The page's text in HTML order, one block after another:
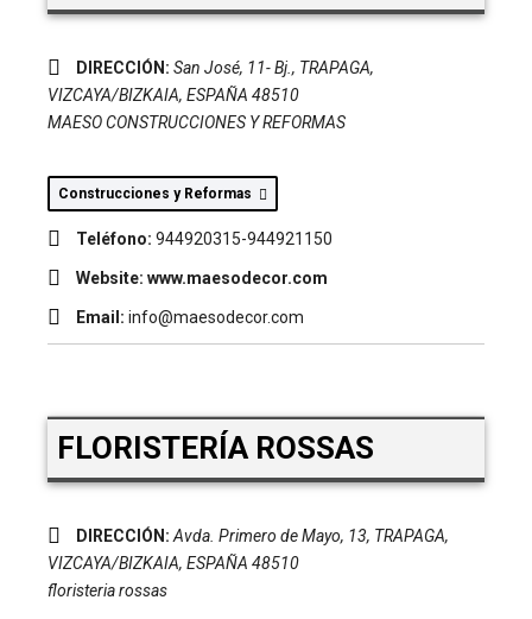
DIRECCIÓN: San José, 11- Bj. , TRAPAGA,
VIZCAYA/BIZKAIA, ESPAÑA 48510
MAESO CONSTRUCCIONES Y REFORMAS
Construcciones y Reformas
Teléfono: 944920315-944921150
Website: www.maesodecor.com
Email: info@maesodecor.com
FLORISTERÍA ROSSAS
DIRECCIÓN: Avda. Primero de Mayo, 13, TRAPAGA,
VIZCAYA/BIZKAIA, ESPAÑA 48510
floristeria rossas